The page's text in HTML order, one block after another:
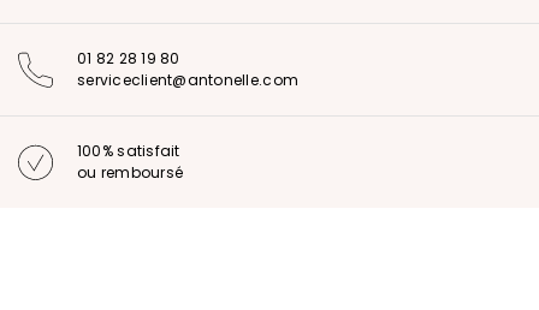
01 82 28 19 80
serviceclient@antonelle.com
100% satisfait
ou remboursé